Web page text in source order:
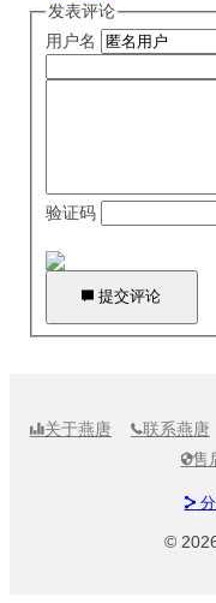
发表评论
用户名
验证码
 提交评论
关于燕唐 联系燕唐
售
分
©